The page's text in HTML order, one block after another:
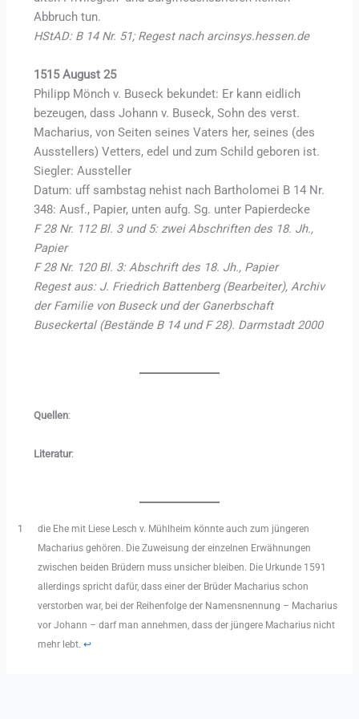
Abbruch tun.
HStAD: B 14 Nr. 51; Regest nach arcinsys.hessen.de
1515 August 25
Philipp Mönch v. Buseck bekundet: Er kann eidlich
bezeugen, dass Johann v. Buseck, Sohn des verst.
Macharius, von Seiten seines Vaters her, seines (des
Ausstellers) Vetters, edel und zum Schild geboren ist.
Siegler: Aussteller
Datum: uff sambstag nehist nach Bartholomei B 14 Nr.
348: Ausf., Papier, unten aufg. Sg. unter Papierdecke
F 28 Nr. 112 Bl. 3 und 5: zwei Abschriften des 18. Jh.,
Papier
F 28 Nr. 120 Bl. 3: Abschrift des 18. Jh., Papier
Regest aus: J. Friedrich Battenberg (Bearbeiter), Archiv
der Familie von Buseck und der Ganerbschaft
Buseckertal (Bestände B 14 und F 28). Darmstadt 2000
Quellen:
Literatur:
1
die Ehe mit Liese Lesch v. Mühlheim könnte auch zum jüngeren
Macharius gehören. Die Zuweisung der einzelnen Erwähnungen
zwischen beiden Brüdern muss unsicher bleiben. Die Urkunde 1591
allerdings spricht dafür, dass einer der Brüder Macharius schon
verstorben war, bei der Reihenfolge der Namensnennung – Macharius
vor Johann – darf man annehmen, dass der jüngere Macharius nicht
mehr lebt. ↩︎